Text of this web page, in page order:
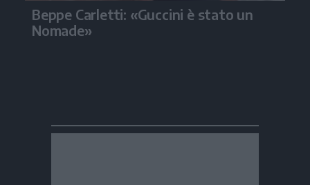
Beppe Carletti: «Guccini è stato un
Nomade»